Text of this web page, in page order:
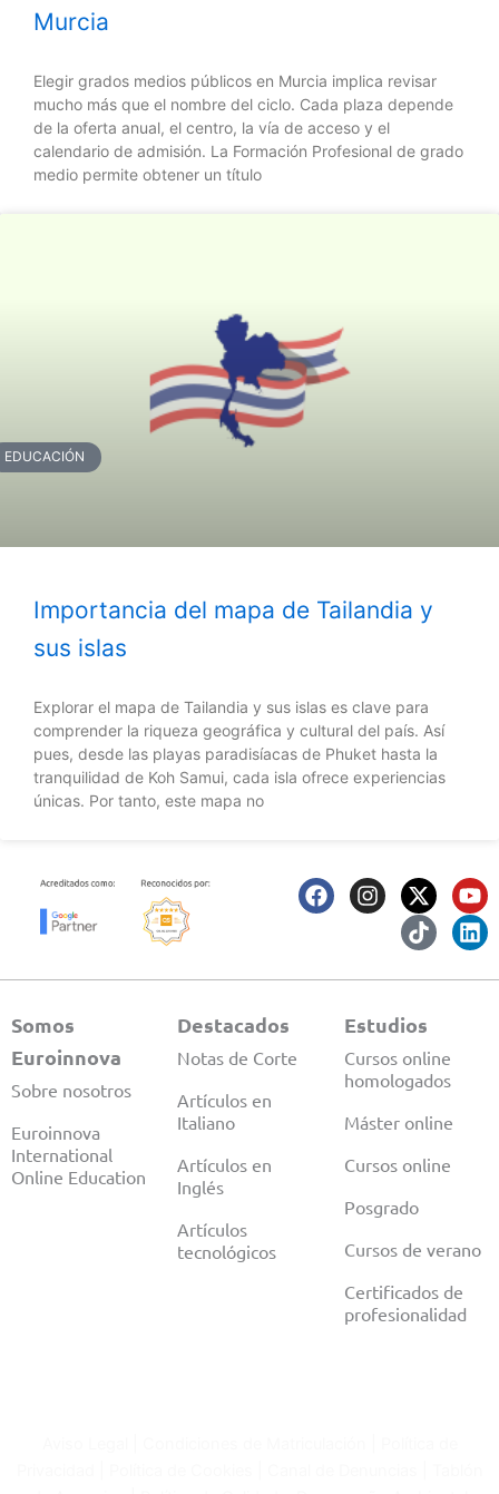
Murcia
Elegir grados medios públicos en Murcia implica revisar
mucho más que el nombre del ciclo. Cada plaza depende
de la oferta anual, el centro, la vía de acceso y el
calendario de admisión. La Formación Profesional de grado
medio permite obtener un título
EDUCACIÓN
Importancia del mapa de Tailandia y
sus islas
Explorar el mapa de Tailandia y sus islas es clave para
comprender la riqueza geográfica y cultural del país. Así
pues, desde las playas paradisíacas de Phuket hasta la
tranquilidad de Koh Samui, cada isla ofrece experiencias
únicas. Por tanto, este mapa no
F
a
b
I
n
a
r
m
X
-
t
w
i
t
r
Y
o
u
t
u
T
i
k
t
o
L
i
n
k
e
Somos
Euroinnova
Sobre nosotros
Euroinnova
International
Online Education
Destacados
Notas de Corte
Artículos en
Italiano
Artículos en
Inglés
Artículos
tecnológicos
Estudios
Cursos online
homologados
Máster online
Cursos online
Posgrado
Cursos de verano
Certificados de
profesionalidad